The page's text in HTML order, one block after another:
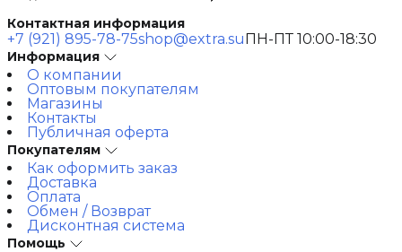
Контактная информация
+7 (921) 895-78-75shop@extra.suПН-ПТ 10:00-18:30
Информация
О компании
Оптовым покупателям
Магазины
Контакты
Публичная оферта
Покупателям
Как оформить заказ
Доставка
Оплата
Обмен / Возврат
Дисконтная система
Помощь